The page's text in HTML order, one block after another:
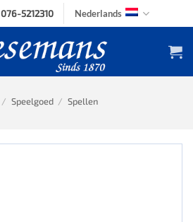
076-5212310 Nederlands
/ Speelgoed / Spellen